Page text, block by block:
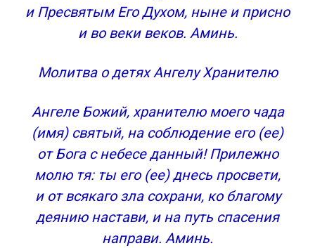
и Пресвятым Его Духом, ныне и присно
и во веки веков. Аминь.
Молитва о детях Ангелу Хранителю
Ангеле Божий, хранителю моего чада
(имя) святый, на соблюдение его (ее)
от Бога с небесе данный! Прилежно
молю тя: ты его (ее) днесь просвети,
и от всякаго зла сохрани, ко благому
деянию настави, и на путь спасения
направи. Аминь.